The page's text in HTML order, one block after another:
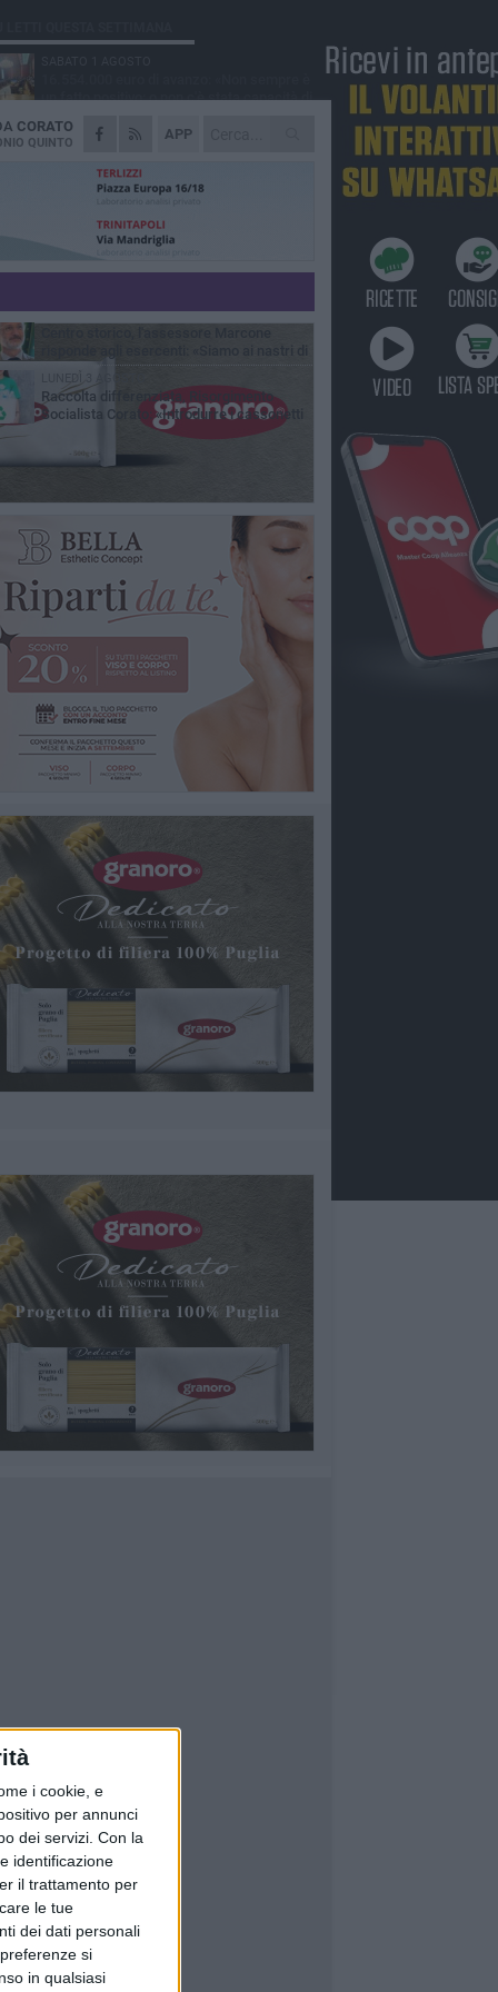
i cookie, e
per annunci
dei servizi. Con la
identificazione
il trattamento per
le tue
dei dati personali
si
in qualsiasi
APP
CORATO
QUINTO
un fatto positivo: o non c'è stata capacità di
VENERDÌ 31 LUGLIO
Via Dante, aiuole nel degrado: tra incuria
VENERDÌ 31 LUGLIO
sul calendario estivo: «Gli eventi generano
consumi e nuove opportunità»
MERCOLEDÌ 5 AGOSTO
Chiuso momentaneamente distributore di
SABATO 1 AGOSTO
Raccolta differenziata, Risorgimento
Socialista Corato: «Introdurre i cassonetti